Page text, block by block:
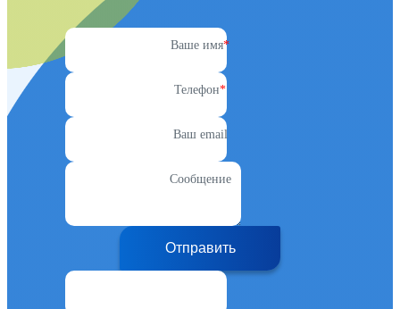
Ваше имя*
Телефон*
Ваш email
Сообщение
Отправить